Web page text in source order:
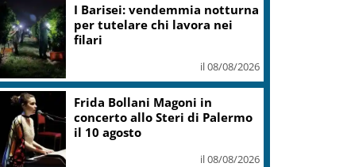
I Barisei: vendemmia notturna
per tutelare chi lavora nei
filari
il 08/08/2026
Frida Bollani Magoni in
concerto allo Steri di Palermo
il 10 agosto
il 08/08/2026